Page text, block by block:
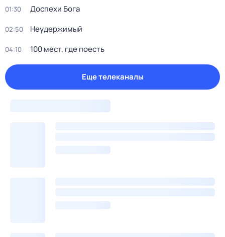
01:30 Доспехи Бога
02:50 Неудержимый
04:10 100 мест, где поесть
Еще телеканалы